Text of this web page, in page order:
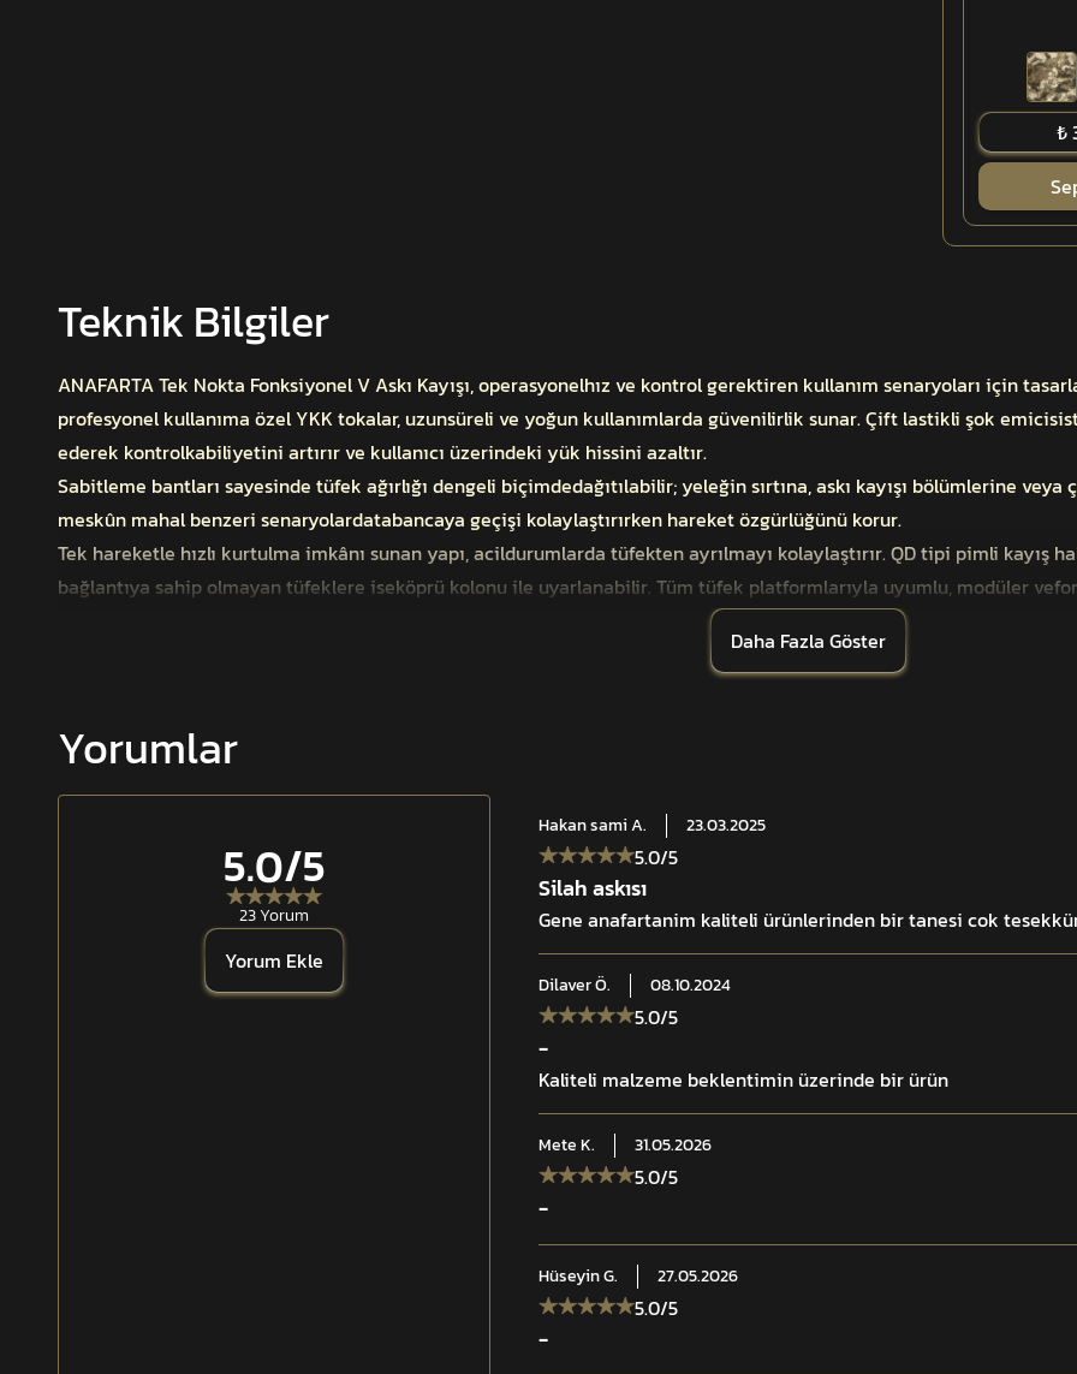
₺
Teknik Bilgiler
ANAFARTA Tek Nokta Fonksiyonel V Askı Kayışı, operasyonelhız ve kontrol gerektiren kullanım senaryoları için
profesyonel kullanıma özel YKK tokalar, uzunsüreli ve yoğun kullanımlarda güvenilirlik sunar. Çift lastikli şok
ederek kontrolkabiliyetini artırır ve kullanıcı üzerindeki yük hissini azaltır.
Sabitleme bantları sayesinde tüfek ağırlığı dengeli biçimdedağıtılabilir; yeleğin sırtına, askı kayışı bölümlerine
meskûn mahal benzeri senaryolardatabancaya geçişi kolaylaştırırken hareket özgürlüğünü korur.
Tek hareketle hızlı kurtulma imkânı sunan yapı, acildurumlarda tüfekten ayrılmayı kolaylaştırır. QD tipi pimli kayış
bağlantıya sahip olmayan tüfeklere iseköprü kolonu ile uyarlanabilir. Tüm tüfek platformlarıyla uyumlu, modüler
Hızlı kurtulma özelliği
QD pimli bağlantılarla uyum
Daha Fazla Göster
Yorumlar
5.0/5
23 Yorum
Yorum Ekle
Hakan samiA. 23.03.2025
5.0/5
Silah askısı
Gene anafartanim kaliteli ürünlerinden bir tanesi cok
DilaverÖ. 08.10.2024
5.0/5
-
Kaliteli malzeme beklentimin üzerinde bir ürün
MeteK. 31.05.2026
5.0/5
-
HüseyinG. 27.05.2026
5.0/5
-